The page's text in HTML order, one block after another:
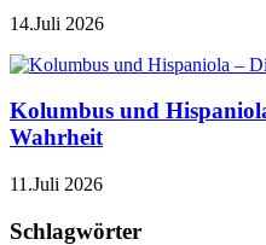
14.Juli 2026
Kolumbus und
Wahrheit
11.Juli 2026
Schlagwörter